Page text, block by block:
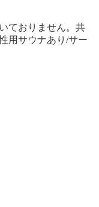
ておりません。共
用サウナあり/サー